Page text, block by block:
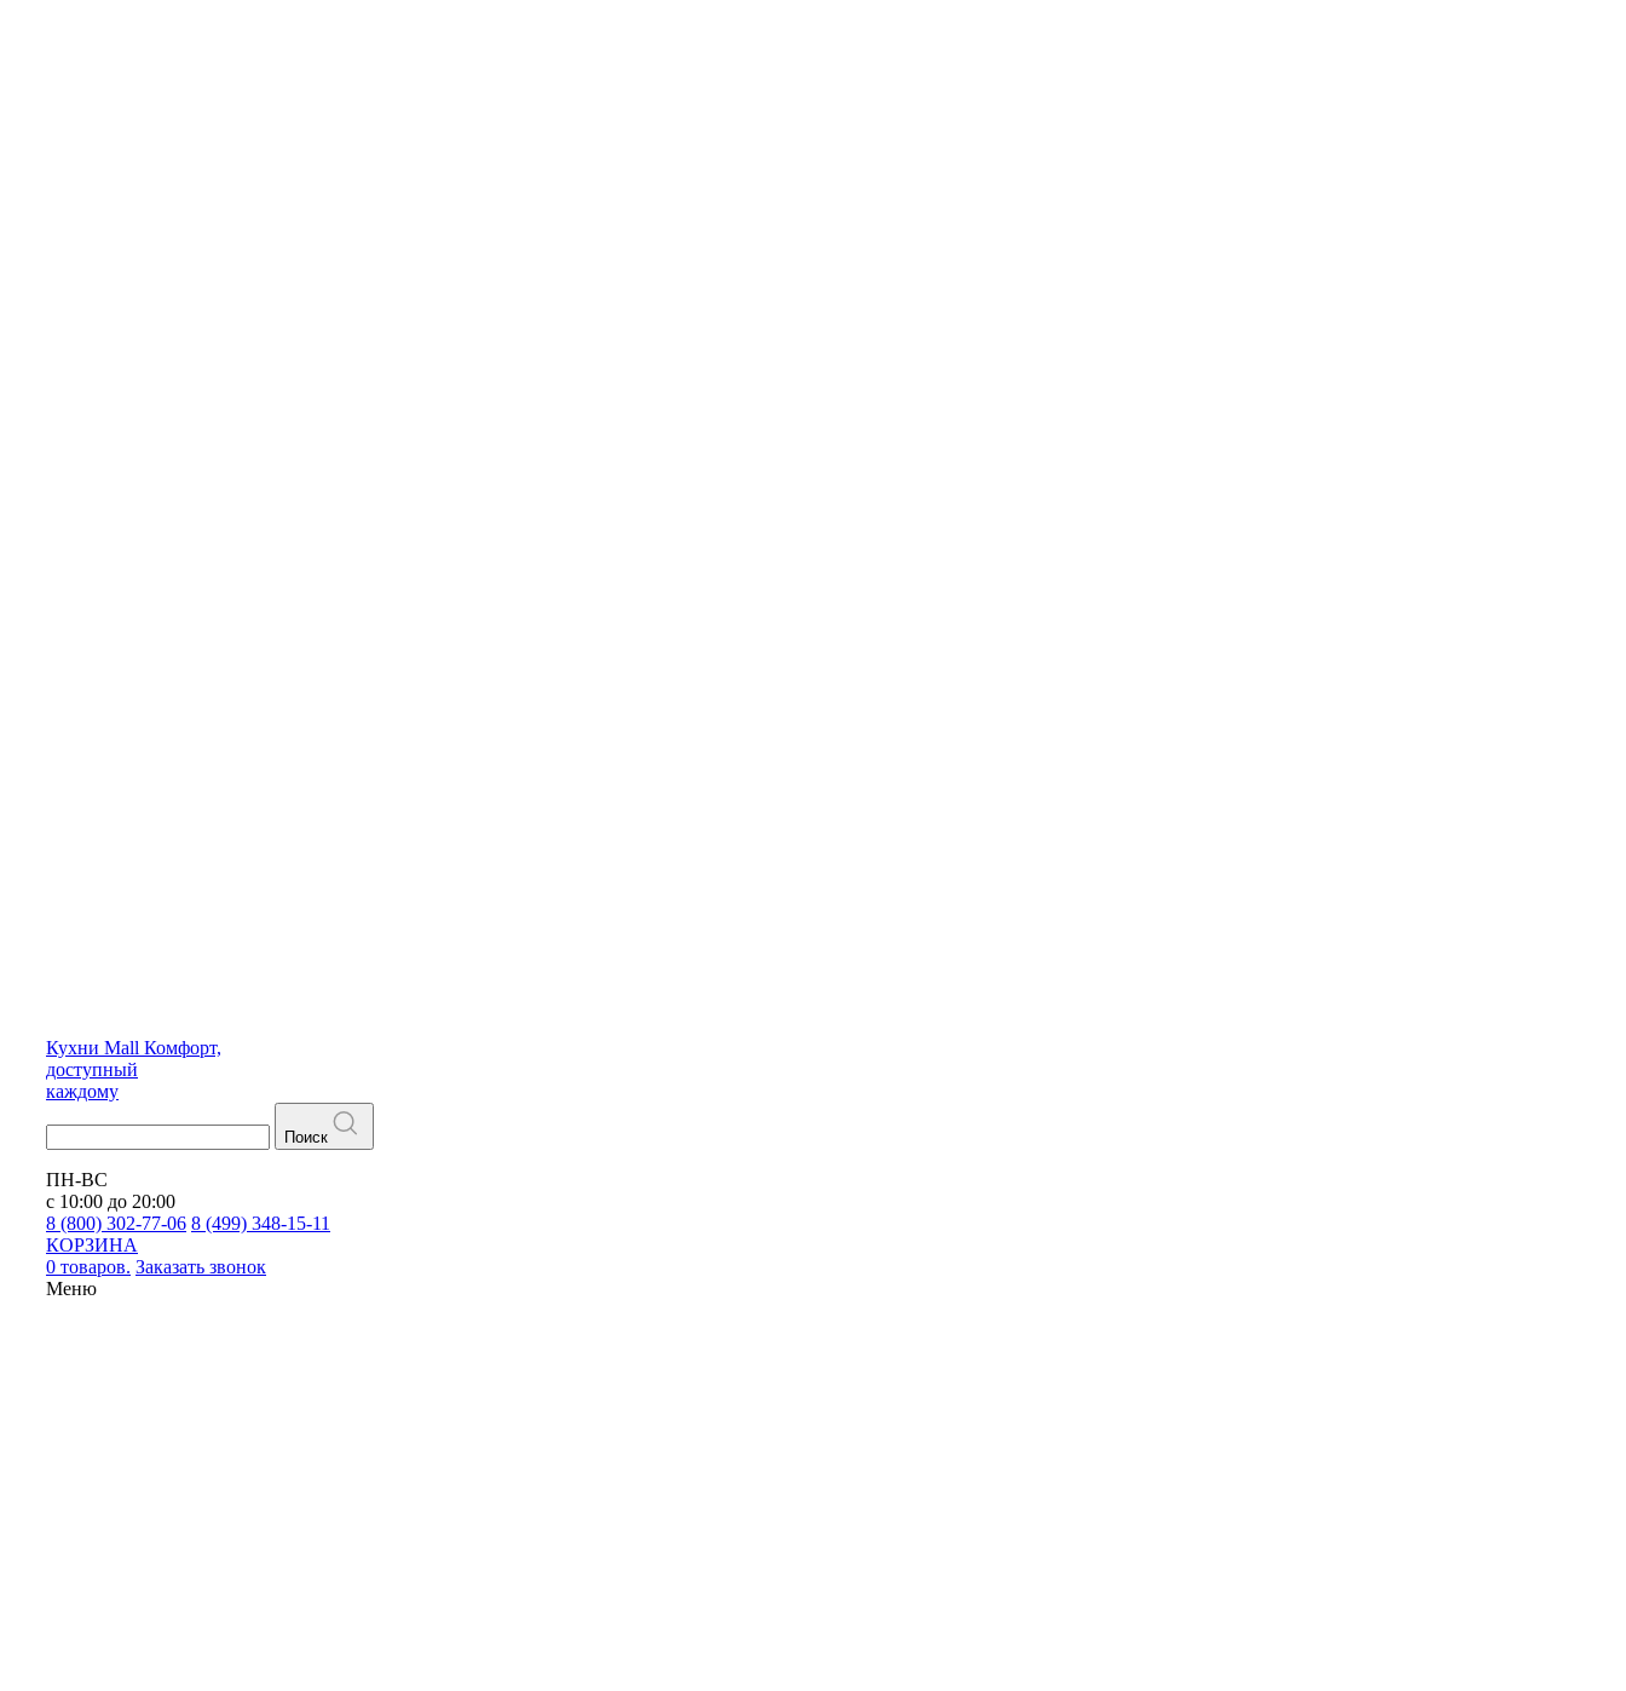
Кухни Mall Комфорт,
доступный
каждому
Поиск
ПН-ВС
с 10:00 до 20:00
8 (800) 302-77-06 8 (499) 348-15-11
КОРЗИНА
0 товаров. Заказать звонок
Меню